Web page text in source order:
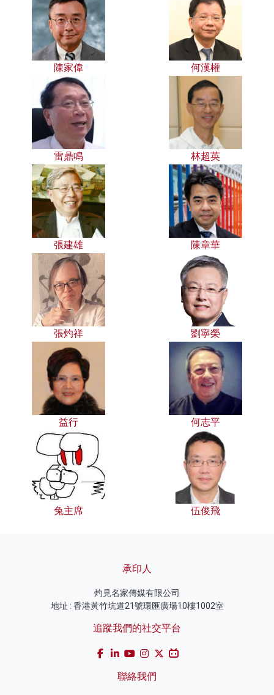
陳家偉 何漢權
雷鼎鳴 林超英
張建雄 陳章華
張灼祥 劉寧榮
益行 何志平
兔主席 伍俊飛
承印人
灼見名家傳媒有限公司
地址 : 香港黃竹坑道21號環匯廣場10樓1002室
追蹤我們的社交平台
聯絡我們